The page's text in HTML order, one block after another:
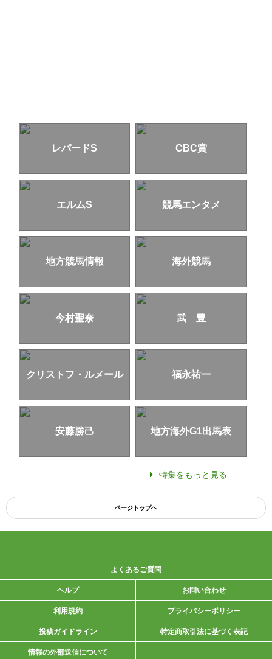
レパードS CBC賞
エルムS 競馬エンタメ
地方競馬情報 海外競馬
今村聖奈 武 豊
クリストフ・ルメール 福永祐一
安藤勝己 地方海外G1出馬表
特集をもっと見る
ページトップへ
よくあるご質問
ヘルプ お問い合わせ
利用規約 プライバシーポリシー
投稿ガイドライン 特定商取引法に基づく表記
情報の外部送信について